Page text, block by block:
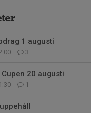
1 augusti
3
Cupen 20 augusti
1